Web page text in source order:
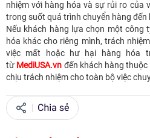
nhiệm với hàng hóa và sự rủi ro của
trong suốt quá trình chuyển hàng đến
Nếu khách hàng lựa chọn một công
hóa khác cho riêng mình, trách
việc mất hoặc hư hại hàng hóa
từ MediUSA.vn đến khách hàng
chịu trách nhiệm cho toàn bộ việc